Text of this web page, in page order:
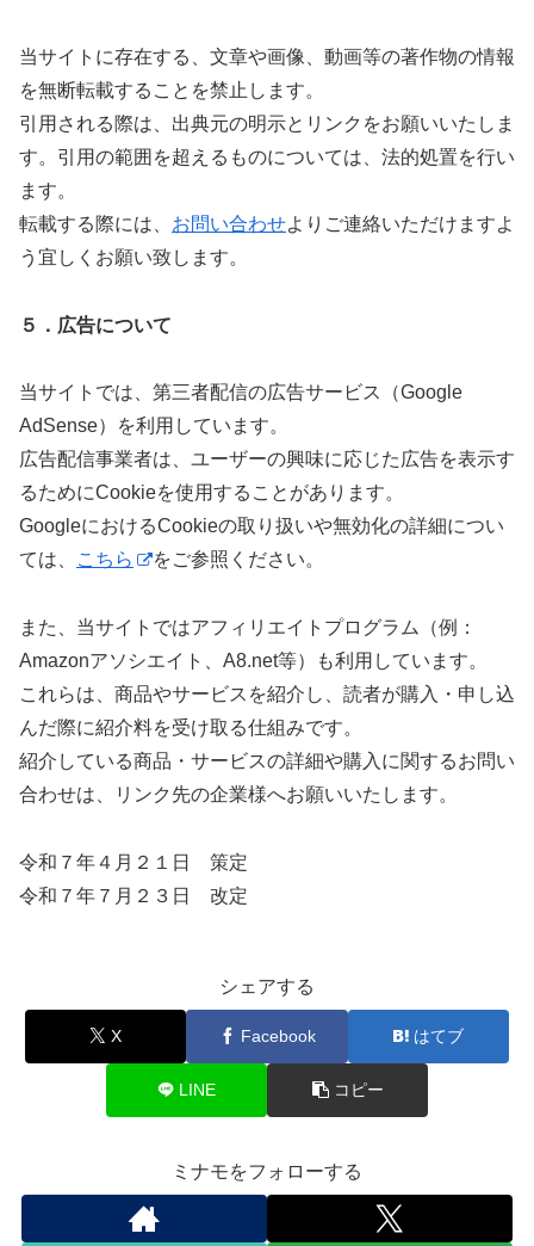
当サイトに存在する、文章や画像、動画等の著作物の情報
を無断転載することを禁止します。
引用される際は、出典元の明示とリンクをお願いいたしま
す。引用の範囲を超えるものについては、法的処置を行い
ます。
転載する際には、 お問い合わせよりご連絡いただけますよ
う宜しくお願い致します。
５．広告について
当サイトでは、第三者配信の広告サービス（Google
AdSense）を利用しています。
広告配信事業者は、ユーザーの興味に応じた広告を表示す
るためにCookieを使用することがあります。
GoogleにおけるCookieの取り扱いや無効化の詳細につい
ては、
こちら をご参照ください。
また、当サイトではアフィリエイトプログラム（例：
Amazonアソシエイト、A8.net等）も利用しています。
これらは、商品やサービスを紹介し、読者が購入・申し込
んだ際に紹介料を受け取る仕組みです。
紹介している商品・サービスの詳細や購入に関するお問い
合わせは、リンク先の企業様へお願いいたします。
令和７年４月２１日 策定
令和７年７月２３日 改定
シェアする
X Facebook はてブ
LINE コピー
ミナモをフォローする